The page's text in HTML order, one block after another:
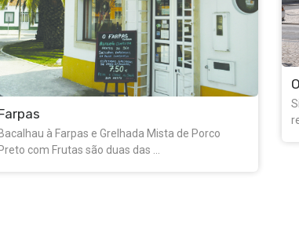
O Frango Assado
restaurante apresenta uma ...